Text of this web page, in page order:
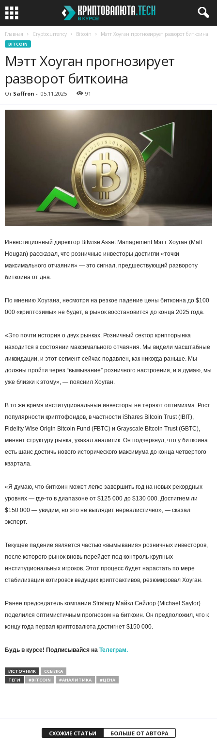
Главная Cryptocurrency Bitcoin Мэтт Хоуган прогнозирует разворот биткоина
BITCOIN
Мэтт Хоуган прогнозирует
разворот биткоина
От Saffron - 05.11.2025 91
Инвестиционный директор Bitwise Asset Management Мэтт Хоуган (Matt
Hougan) рассказал, что розничные инвесторы достигли «точки
максимального отчаяния» — это сигнал, предшествующий развороту
биткоина от дна.
По мнению Хоугана, несмотря на резкое падение цены биткоина до $100
000 «криптозимы» не будет, а рынок восстановится до конца 2025 года.
«Это почти история о двух рынках. Розничный сектор крипторынка
находится в состоянии максимального отчаяния. Мы видели масштабные
ликвидации, и этот сегмент сейчас подавлен, как никогда раньше. Мы
должны пройти через “вымывание” розничного настроения, и я думаю, мы
уже близки к этому», — пояснил Хоуган.
В то же время институциональные инвесторы не теряют оптимизма. Рост
популярности криптофондов, в частности iShares Bitcoin Trust (IBIT),
Fidelity Wise Origin Bitcoin Fund (FBTC) и Grayscale Bitcoin Trust (GBTC),
меняет структуру рынка, указал аналитик. Он подчеркнул, что у биткоина
есть шанс достичь нового исторического максимума до конца четвертого
квартала.
«Я думаю, что биткоин может легко завершить год на новых рекордных
уровнях — где-то в диапазоне от $125 000 до $130 000. Достигнем ли
$150 000 — увидим, но это не выглядит нереалистично», — сказал
эксперт.
Текущее падение является частью «вымывания» розничных инвесторов,
после которого рынок вновь перейдет под контроль крупных
институциональных игроков. Этот процесс будет нарастать по мере
стабилизации котировок ведущих криптоактивов, резюмировал Хоуган.
Ранее председатель компании Strategy Майкл Сейлор (Michael Saylor)
поделился оптимистичным прогнозом на биткоин. Он предположил, что к
концу года первая криптовалюта достигнет $150 000.
Будь в курсе! Подписывайся на Телеграм.
ИСТОЧНИК
ССЫЛКА
ТЕГИ
#BITCOIN #АНАЛИТИКА #ЦЕНА
СХОЖИЕ СТАТЬИ БОЛЬШЕ ОТ АВТОРА